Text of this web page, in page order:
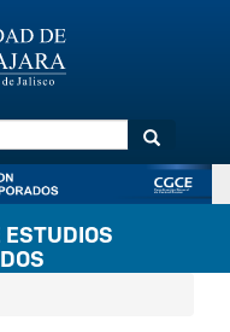
Buscar
ESTUDIOS